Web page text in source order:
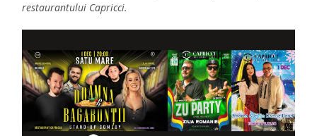
restaurantului Capricci.